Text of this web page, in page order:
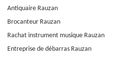
Antiquaire Rauzan
Brocanteur Rauzan
Rachat instrument musique Rauzan
Entreprise de débarras Rauzan